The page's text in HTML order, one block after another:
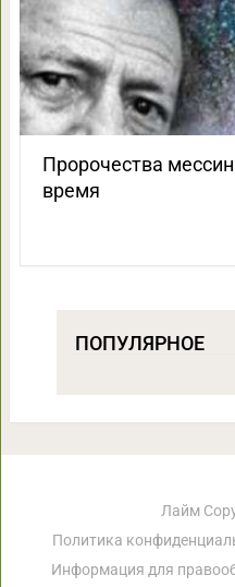
Пророчества
время
ПОПУЛЯРНОЕ
Лайм
Политика
Информация для